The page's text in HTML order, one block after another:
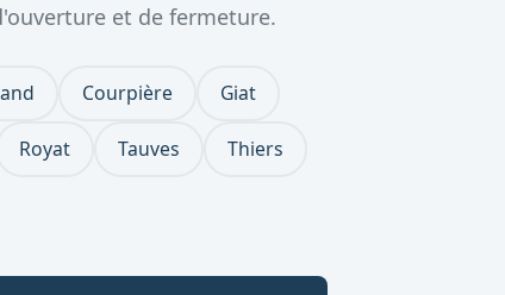
et de fermeture.
Courpière Giat
Royat Tauves Thiers